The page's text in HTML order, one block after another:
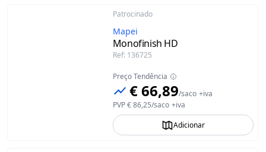
Patrocinado
Mapei
Monofinish HD
Ref: 136725
Preço Tendência
€ 66,89/saco +iva
PVP€ 86,25/saco +iva
Adicionar